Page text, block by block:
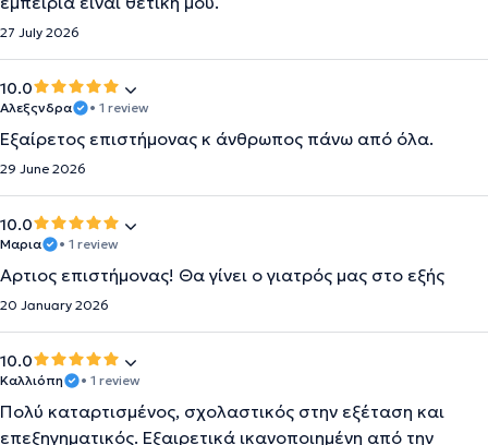
27 July 2026
10.0
Αλεξςνδρα • 1 review
Εξαίρετος επιστήμονας κ άνθρωπος πάνω από όλα.
29 June 2026
10.0
Μαρια • 1 review
Αρτιος επιστήμονας! Θα γίνει ο γιατρός μας στο εξής
20 January 2026
10.0
Καλλιόπη • 1 review
Πολύ καταρτισμένος, σχολαστικός στην εξέταση και
επεξηγηματικός. Εξαιρετικά ικανοποιημένη από την